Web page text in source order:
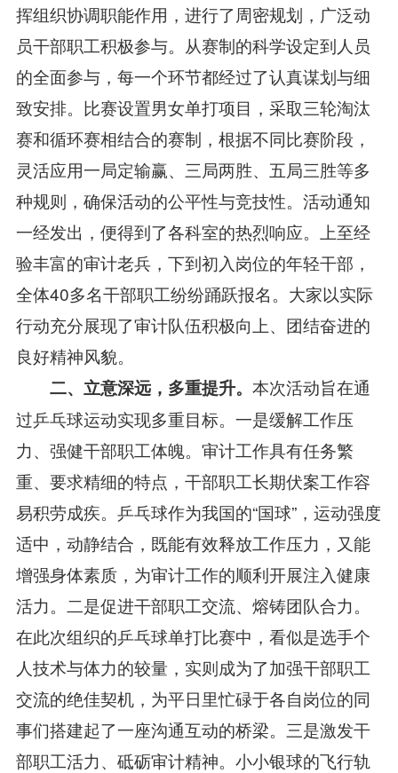
挥组织协调职能作用，进行了周密规划，广泛动
员干部职工积极参与。从赛制的科学设定到人员
的全面参与，每一个环节都经过了认真谋划与细
致安排。比赛设置男女单打项目，采取三轮淘汰
赛和循环赛相结合的赛制，根据不同比赛阶段，
灵活应用一局定输赢、三局两胜、五局三胜等多
种规则，确保活动的公平性与竞技性。活动通知
一经发出，便得到了各科室的热烈响应。上至经
验丰富的审计老兵，下到初入岗位的年轻干部，
全体40多名干部职工纷纷踊跃报名。大家以实际
行动充分展现了审计队伍积极向上、团结奋进的
良好精神风貌。
二、 立意深远， 多重提升。 本次活动旨在通
过乒乓球运动实现多重目标。一是缓解工作压
力、强健干部职工体魄。审计工作具有任务繁
重、要求精细的特点，干部职工长期伏案工作容
易积劳成疾。乒乓球作为我国的“国球”，运动强度
适中，动静结合，既能有效释放工作压力，又能
增强身体素质，为审计工作的顺利开展注入健康
活力。二是促进干部职工交流、熔铸团队合力。
在此次组织的乒乓球单打比赛中，看似是选手个
人技术与体力的较量，实则成为了加强干部职工
交流的绝佳契机，为平日里忙碌于各自岗位的同
事们搭建起了一座沟通互动的桥梁。三是激发干
部职工活力、砥砺审计精神。小小银球的飞行轨